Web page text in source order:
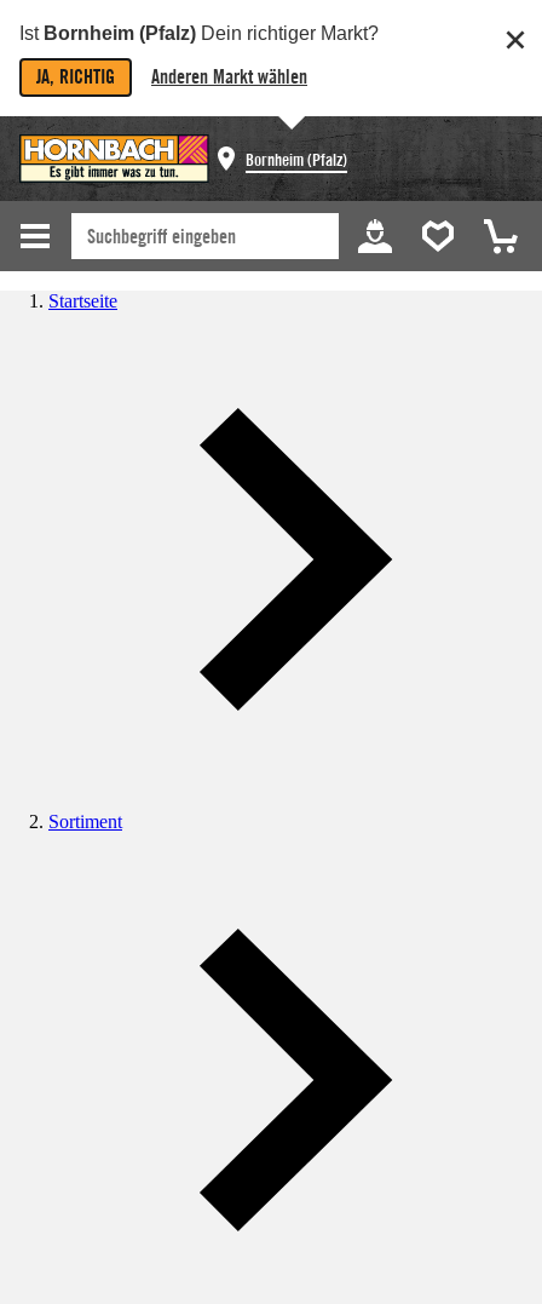
Ist Bornheim (Pfalz) Dein richtiger Markt?
JA, RICHTIG Anderen Markt wählen
Bornheim (Pfalz)
Startseite
Sortiment